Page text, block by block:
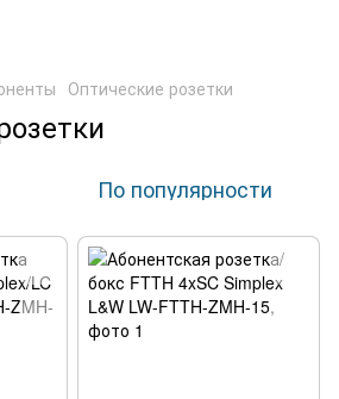
Оптические розетки
По популярности